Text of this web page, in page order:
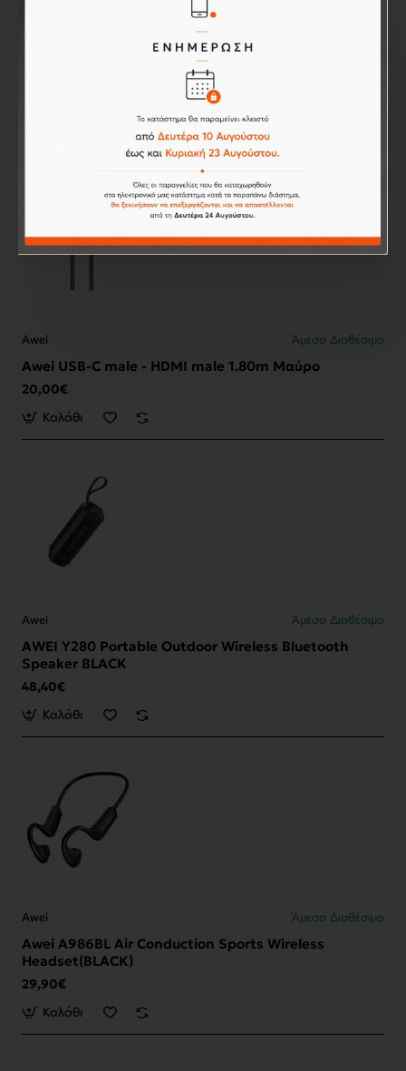
Awei USB to Type C Μαύρο 1.0m (CL-62)
Awei Άμεσα Διαθέσιμο
Awei USB-C male - HDMI male 1.80m Μαύρο
20,00€
Καλάθι
Awei Άμεσα Διαθέσιμο
AWEI Y280 Portable Outdoor Wireless Bluetooth
Speaker BLACK
48,40€
Καλάθι
Awei Άμεσα Διαθέσιμο
Awei Α986BL Air Conduction Sports Wireless
Headset(BLACK)
29,90€
Καλάθι